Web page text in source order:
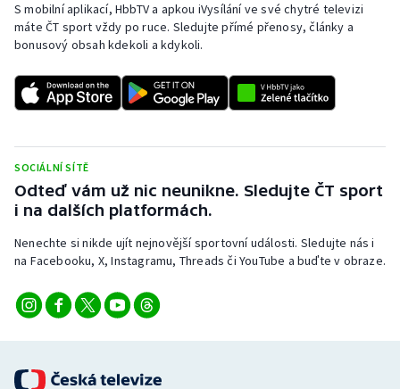
S mobilní aplikací, HbbTV a apkou iVysílání ve své chytré televizi
máte ČT sport vždy po ruce. Sledujte přímé přenosy, články a
bonusový obsah kdekoli a kdykoli.
SOCIÁLNÍ SÍTĚ
Odteď vám už nic neunikne. Sledujte ČT sport
i na dalších platformách.
Nenechte si nikde ujít nejnovější sportovní události. Sledujte nás i
na Facebooku, X, Instagramu, Threads či YouTube a buďte v obraze.